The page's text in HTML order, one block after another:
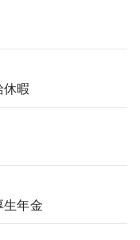
暇
生年金